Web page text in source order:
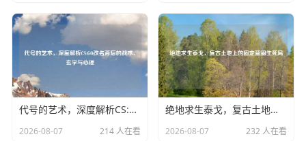
代号的艺术，深度解析CS:GO改名背后的战术、玄学与心理
2026-08-07 214 人在看
绝地求生泰戈，复古土地上的固定蓝圈生死局
2026-08-07 232 人在看